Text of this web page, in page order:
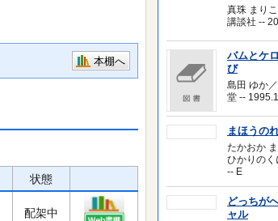
本棚へ
状態
配架中
真珠 まり
講談社 --
バムとケ
び
島田 ゆか
堂 --
まほうの
たかおか
ひかりの
-- E
どっちが
ャル